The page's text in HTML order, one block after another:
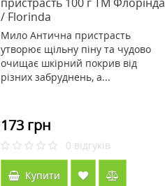
/ Florinda
Мило Антична пристрасть
утворює щільну піну та чудово
очищає шкірний покрив від
різних забруднень, а...
173 грн
0 відгуків
Купити